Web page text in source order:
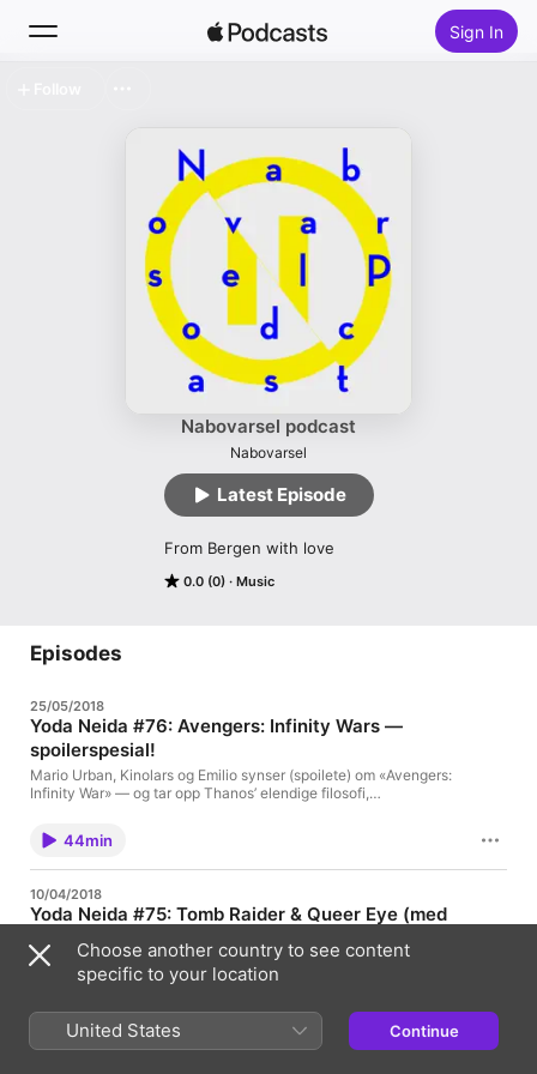
Sign In
Top Charts
Nabovarsel podcast
Nabovarsel
0.0 (0) Music
From Bergen with love
Latest Episode
Episodes
25/05/2018
Yoda Neida #76: Avengers: Infinity Wars —
spoilerspesial!
Mario Urban, Kinolars og Emilio synser (spoilete) om «Avengers:
Infinity War» — og tar opp Thanos’ elendige filosofi,
yodaneida@nabovarsel.net
44min
10/04/2018
Yoda Neida #75: Tomb Raider & Queer Eye (med
Ida Selin Lillebostad)
Podkasten får besøk av skarpe Ida Selin Lillebostad: Hun
snakker om «Tomb Raider» (01:09). Denne nye storfilmen er
Vikander i rollen som Lara Croft. Hvor vellykket er den? Og så
snakker vi om Netflix-serien «Queer Eye» (21:22). Hva har
denne — og «Tomb Raider» — på hjertet om kjønn og identitet?
45min
Choose another country to see content
specific to your location
United States Continue